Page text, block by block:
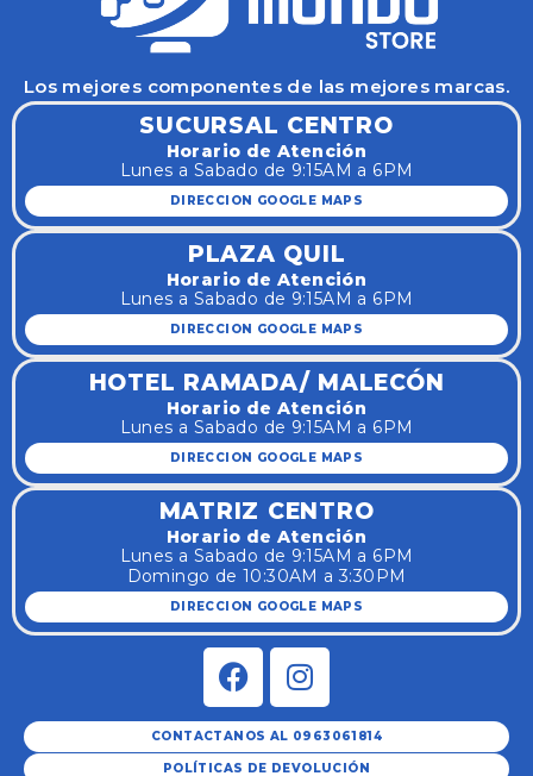
Los mejores componentes de las mejores marcas.
SUCURSAL CENTRO
Horario de Atención
Lunes a Sabado de 9:15AM a 6PM
DIRECCION GOOGLE MAPS
PLAZA QUIL
Horario de Atención
Lunes a Sabado de 9:15AM a 6PM
DIRECCION GOOGLE MAPS
HOTEL RAMADA/ MALECÓN
Horario de Atención
Lunes a Sabado de 9:15AM a 6PM
DIRECCION GOOGLE MAPS
MATRIZ CENTRO
Horario de Atención
Lunes a Sabado de 9:15AM a 6PM
Domingo de 10:30AM a 3:30PM
DIRECCION GOOGLE MAPS
CONTACTANOS AL 0963061814
POLÍTICAS DE DEVOLUCIÓN